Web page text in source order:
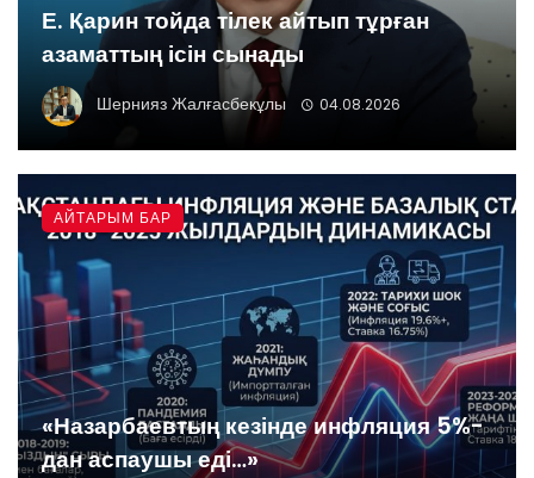
Е. Қарин тойда тілек айтып тұрған
азаматтың ісін сынады
Шернияз Жалғасбекұлы 04.08.2026
«Назарбаевтың кезінде инфляция 5%-
дан аспаушы еді…»
АЙТАРЫМ БАР